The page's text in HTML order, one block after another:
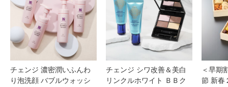
チェンジ 濃密潤いふんわ
り泡洗顔 バブルウォッシ
チェンジ シワ改善＆美白
リンクルホワイト ＢＢク
＜早期
節 新春